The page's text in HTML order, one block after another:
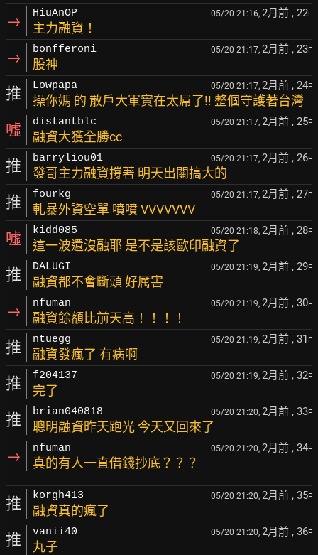
→ HiuAnOP 05/20 21:16, 2月前 , 22F
主力融資！
→ bonfferoni 05/20 21:17, 2月前 , 23F
股神
推 Lowpapa 05/20 21:17, 2月前 , 24F
操你媽 的 散戶大軍實在太屌了!! 整個守護著台灣
噓 distantblc 05/20 21:17, 2月前 , 25F
融資大獲全勝cc
推 barryliou01 05/20 21:17, 2月前 , 26F
發哥主力融資撐著 明天出關搞大的
推 fourkg 05/20 21:17, 2月前 , 27F
軋暴外資空單 噴噴 VVVVVVV
噓 kidd085 05/20 21:18, 2月前 , 28F
這一波還沒融耶 是不是該歐印融資了
推 DALUGI 05/20 21:19, 2月前 , 29F
融資都不會斷頭 好厲害
→ nfuman 05/20 21:19, 2月前 , 30F
融資餘額比前天高！！！！
推 ntuegg 05/20 21:19, 2月前 , 31 F
融資發瘋了 有病啊
推 f204137 05/20 21:19, 2月前 , 32F
完了
推 brian040818 05/20 21:20, 2月前 , 33F
聰明融資昨天跑光 今天又回來了
→ nfuman 05/20 21:20, 2月前 , 34F
真的有人一直借錢抄底？？？
推 korgh413 05/20 21:20, 2月前 , 35F
融資真的瘋了
推 vanii40 05/20 21:20, 2月前 , 36F
丸子